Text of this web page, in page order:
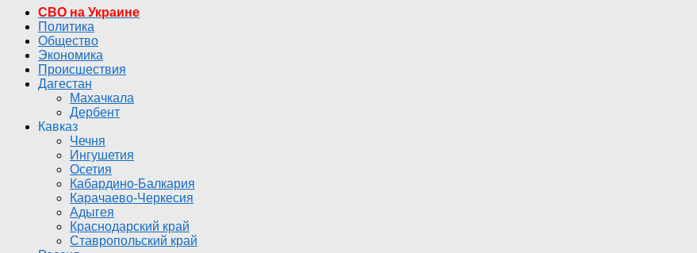
СВО на Украине
Политика
Общество
Экономика
Происшествия
Дагестан
Махачкала
Дербент
Кавказ
Чечня
Ингушетия
Осетия
Кабардино-Балкария
Карачаево-Черкесия
Адыгея
Краснодарский край
Ставропольский край